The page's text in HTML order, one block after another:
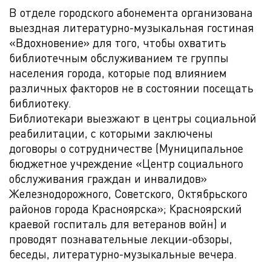
В отделе городского абонемента организована
выездная литературно-музыкальная гостиная
«Вдохновение» для того, чтобы охватить
библиотечным обслуживанием те группы
населения города, которые под влиянием
различных факторов не в состоянии посещать
библиотеку.
Библиотекари выезжают в центры социальной
реабилитации, с которыми заключены
договоры о сотрудничестве (Муниципальное
бюджетное учреждение «Центр социального
обслуживания граждан и инвалидов»
Железнодорожного, Советского, Октябрьского
районов города Красноярска»; Красноярский
краевой госпиталь для ветеранов войн) и
проводят познавательные лекции-обзоры,
беседы, литературно-музыкальные вечера.